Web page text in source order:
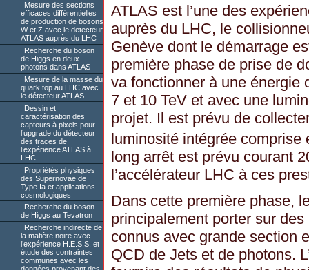
Mesure des sections
efficaces différentielles
de production de bosons
W et Z avec le detecteur
ATLAS auprès du LHC
Recherche du boson
de Higgs en deux
photons dans ATLAS
Mesure de la masse du
quark top au LHC avec
le détecteur ATLAS
Dessin et
caractérisation des
capteurs à pixels pour
l’upgrade du détecteur
des traces de
l’expérience ATLAS à
LHC
Propriétés physiques
des Supernovae de
Type Ia et applications
cosmologiques
Recherche du boson
de Higgs au Tevatron
Recherche indirecte de
la matière noire avec
l’expérience H.E.S.S. et
étude des contraintes
communes avec les
ATLAS est l’une des
auprès du LHC, le
Genève dont le démarrage
première phase de prise de
va fonctionner à une énergie
7 et 10 TeV et avec une
projet. Il est prévu de
luminosité intégrée comprise
long arrêt est prévu courant
l’accélérateur LHC à ces
Dans cette première phase,
principalement porter sur
connus avec grande section
QCD de Jets et de photons.